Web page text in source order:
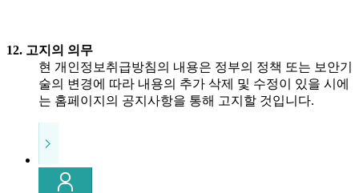
12. 고지의 의무
현 개인정보취급방침의 내용은 정부의 정책 또는 보안기
술의 변경에 따라 내용의 추가 삭제 및 수정이 있을 시에
는 홈페이지의 공지사항을 통해 고지할 것입니다.